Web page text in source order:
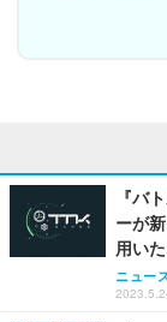
『バ
ーが
用い
ニュー